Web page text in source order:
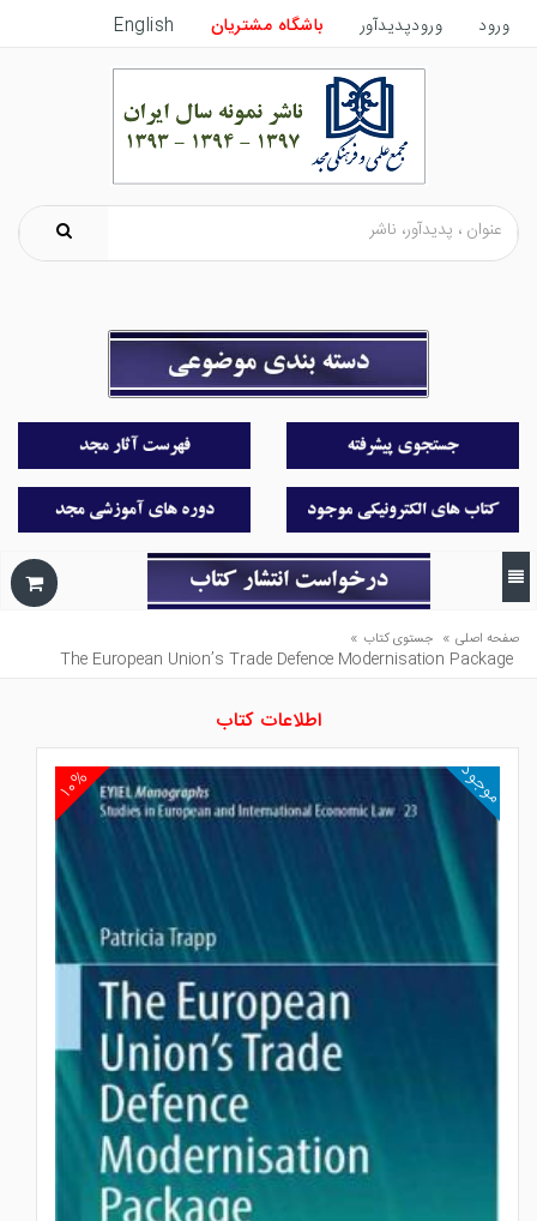
ورود ورودپدیدآور باشگاه مشتریان English
صفحه اصلی » جستوی کتاب »
The European Union’s Trade Defence Modernisation Package
اطلاعات کتاب
۱۰% موجود